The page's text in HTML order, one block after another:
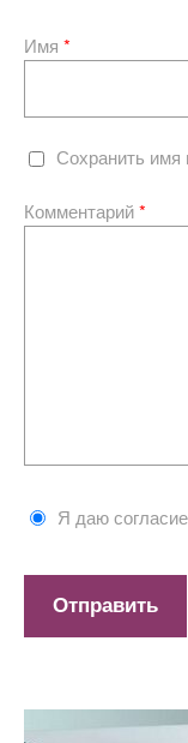
Имя *
Сохранить
Комментарий*
Я даю